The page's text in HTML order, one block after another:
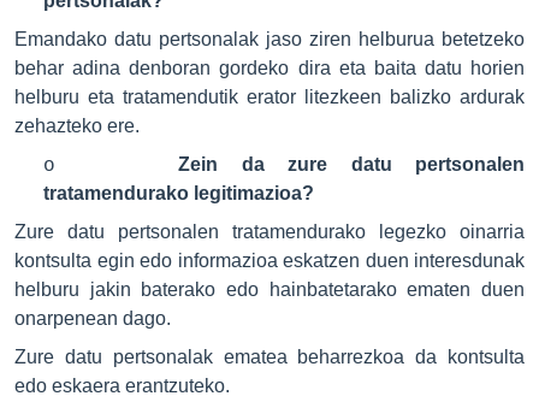
Emandako datu pertsonalak jaso ziren helburua betetzeko
behar adina denboran gordeko dira eta baita datu horien
helburu eta tratamendutik erator litezkeen balizko ardurak
zehazteko ere.
o Zein da zure datu pertsonalen
tratamendurako legitimazioa?
Zure datu pertsonalen tratamendurako legezko oinarria
kontsulta egin edo informazioa eskatzen duen interesdunak
helburu jakin baterako edo hainbatetarako ematen duen
onarpenean dago.
Zure datu pertsonalak ematea beharrezkoa da kontsulta
edo eskaera erantzuteko.